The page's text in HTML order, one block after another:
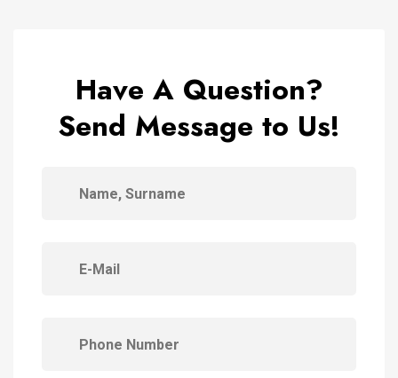
Have A Question?
Send Message to Us!